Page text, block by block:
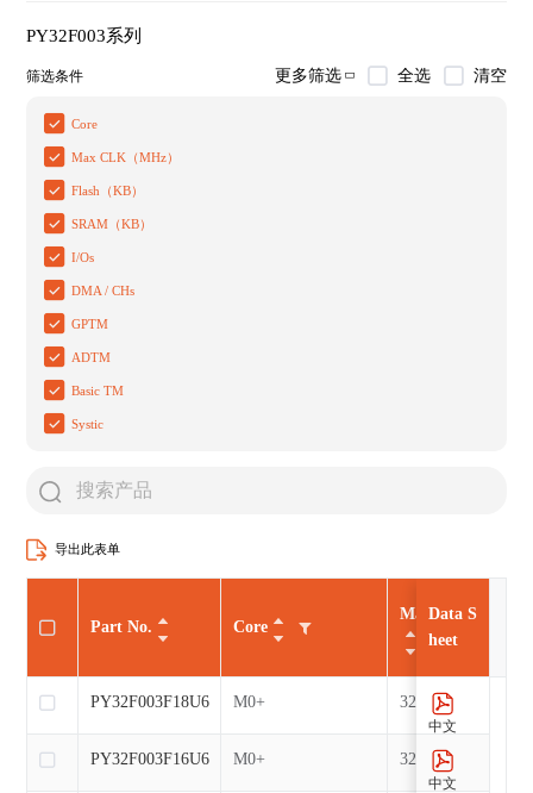
PY32F003系列
筛选条件 更多筛选 全选 清空
Core
Max CLK（MHz）
Flash（KB）
SRAM（KB）
I/Os
DMA / CHs
GPTM
ADTM
Basic TM
Systic
导出此表单
Core
Max CLK（MHz
M0+ 32
M0+ 32
Part No.
PY32F003F18U6-E
PY32F003F16U6-E
Data S
heet
中文
中文